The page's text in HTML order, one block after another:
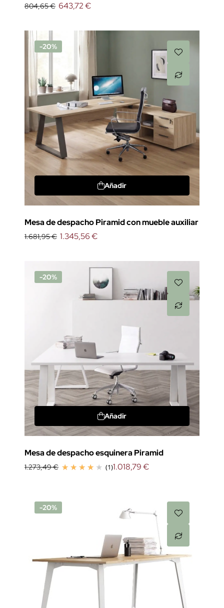
804,65 € 643,72 €
-20%
Añadir
Mesa de despacho Piramid con mueble auxiliar
1.681,95 € 1.345,56 €
-20%
Añadir
Mesa de despacho esquinera Piramid
1.273,49 € (1)1.018,79 €
-20%